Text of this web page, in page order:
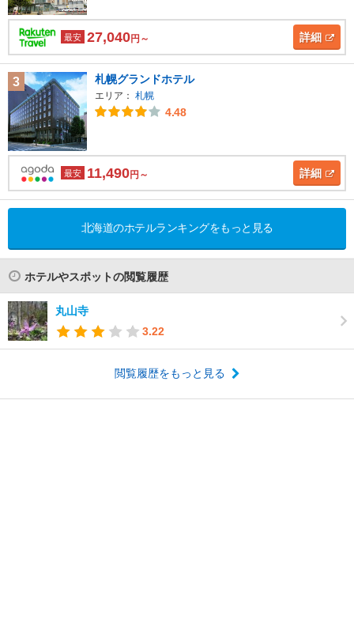
最安 27,040円～ 詳細
3 札幌グランドホテル
エリア： 札幌
4.48
最安 11,490円～ 詳細
北海道のホテルランキングをもっと見る
ホテルやスポットの閲覧履歴
丸山寺
3.22
閲覧履歴をもっと見る